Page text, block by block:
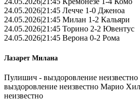
24.05.2026|21:45 Лечче 1-0 Дженоа
24.05.2026|21:45 Милан 1-2 Кальяри
24.05.2026|21:45 Торино 2-2 Ювентус
24.05.2026|21:45 Верона 0-2 Рома
Лазарет Милана
Пулишич - выздоровление
выздоровление неизвестно Марио
неизвестно